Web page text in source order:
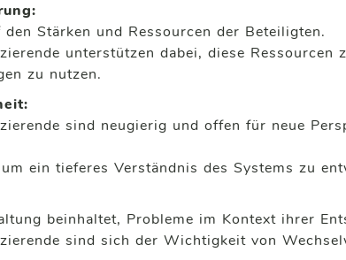
Stärken und Ressourcen der Beteiligten.
unterstützen dabei, diese Ressourcen
zu nutzen.
sind neugierig und offen für neue
ein tieferes Verständnis des Systems zu
beinhaltet, Probleme im Kontext ihrer
sind sich der Wichtigkeit von